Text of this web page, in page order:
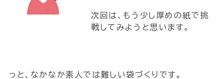
次回は、もう少し厚めの紙で挑
戦してみようと思います。
っと、なかなか素人では難しい袋づくりです。